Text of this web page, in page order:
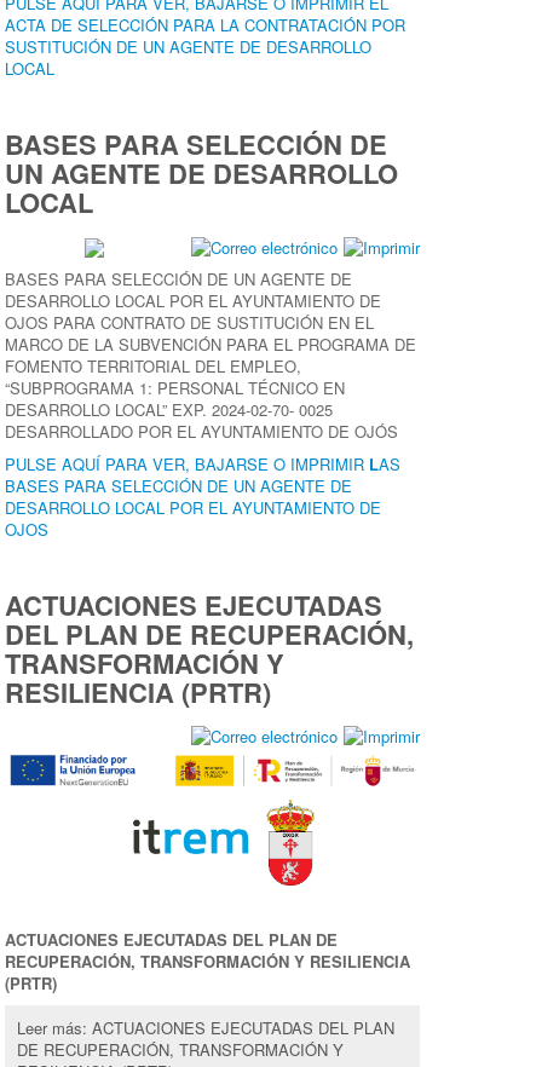
ACTA DE SELECCIÓN PARA LA CONTRATACIÓN POR
SUSTITUCIÓN DE UN AGENTE DE DESARROLLO
LOCAL
BASES PARA SELECCIÓN DE
UN AGENTE DE DESARROLLO
LOCAL
BASES PARA SELECCIÓN DE UN AGENTE DE
DESARROLLO LOCAL POR EL AYUNTAMIENTO DE
OJOS PARA CONTRATO DE SUSTITUCIÓN EN EL
MARCO DE LA SUBVENCIÓN PARA EL PROGRAMA DE
FOMENTO TERRITORIAL DEL EMPLEO,
“SUBPROGRAMA 1: PERSONAL TÉCNICO EN
DESARROLLO LOCAL” EXP. 2024-02-70- 0025
DESARROLLADO POR EL AYUNTAMIENTO DE OJÓS
PULSE AQUÍ PARA VER, BAJARSE O IMPRIMIR LAS
BASES PARA SELECCIÓN DE UN AGENTE DE
DESARROLLO LOCAL POR EL AYUNTAMIENTO DE
OJOS
ACTUACIONES EJECUTADAS
DEL PLAN DE RECUPERACIÓN,
TRANSFORMACIÓN Y
RESILIENCIA (PRTR)
ACTUACIONES EJECUTADAS DEL PLAN DE
RECUPERACIÓN, TRANSFORMACIÓN Y RESILIENCIA
(PRTR)
Leer más: ACTUACIONES EJECUTADAS DEL PLAN
DE RECUPERACIÓN, TRANSFORMACIÓN Y